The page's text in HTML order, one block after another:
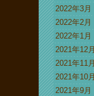
2022年3月
2022年2月
2022年1月
2021年12月
2021年11月
2021年10月
2021年9月